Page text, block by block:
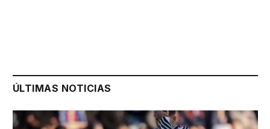
ÚLTIMAS NOTICIAS